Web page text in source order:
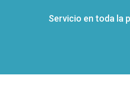
Servicio en toda la